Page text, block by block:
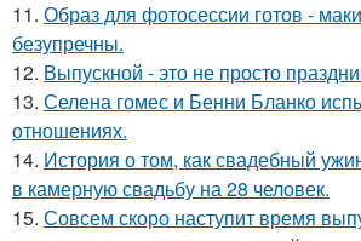
11. Образ для фотосессии готов -
безупречны.
12. Выпускной - это не просто
13. Селена гомес и Бенни Бланко
отношениях.
14. История о том, как свадебный
в камерную свадьбу на 28 человек.
15. Совсем скоро наступит время